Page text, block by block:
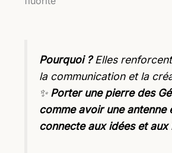
Pourquoi ?Elles
la communication et la
✨Porter une pierre des
comme avoir une antenne
connecte aux idées et aux